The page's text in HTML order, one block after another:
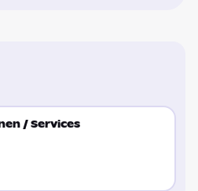
/ Services